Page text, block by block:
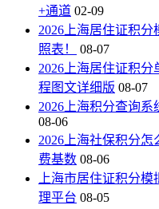
+通道 02-09
2026上海居住证积
照表！
08-07
2026上海居住证积
程图文详细版 08-07
2026上海积分查询
08-06
2026上海社保积分
费基数 08-06
上海市居住证积分
理平台 08-05